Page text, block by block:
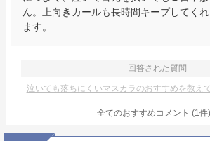
ん。上向きカールも長時間キープしてく
ます。
回答された質問
泣いても落ちにくいマスカラのおすすめを教え
全てのおすすめコメント (1件)